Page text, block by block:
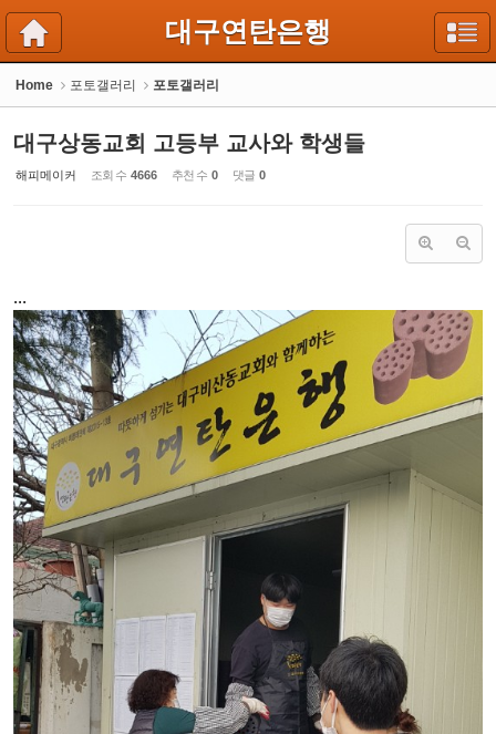
대구연탄은행
Home 포토갤러리 포토갤러리
대구상동교회 고등부 교사와 학생들
해피메이커 조회 수 4666 추천 수 0 댓글 0
...